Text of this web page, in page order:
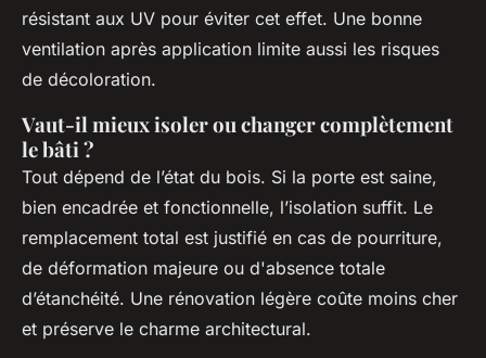
résistant aux UV pour éviter cet effet. Une bonne
ventilation après application limite aussi les risques
de décoloration.
Vaut-il mieux isoler ou changer complètement
le bâti ?
Tout dépend de l’état du bois. Si la porte est saine,
bien encadrée et fonctionnelle, l’isolation suffit. Le
remplacement total est justifié en cas de pourriture,
de déformation majeure ou d'absence totale
d’étanchéité. Une rénovation légère coûte moins cher
et préserve le charme architectural.